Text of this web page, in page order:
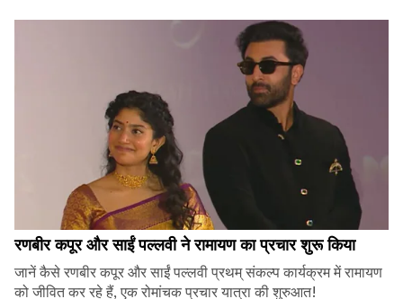
रणबीर कपूर और साईं पल्लवी ने रामायण का प्रचार शुरू किया
जानें कैसे रणबीर कपूर और साईं पल्लवी प्रथम् संकल्प कार्यक्रम में रामायण
को जीवित कर रहे हैं, एक रोमांचक प्रचार यात्रा की शुरुआत!